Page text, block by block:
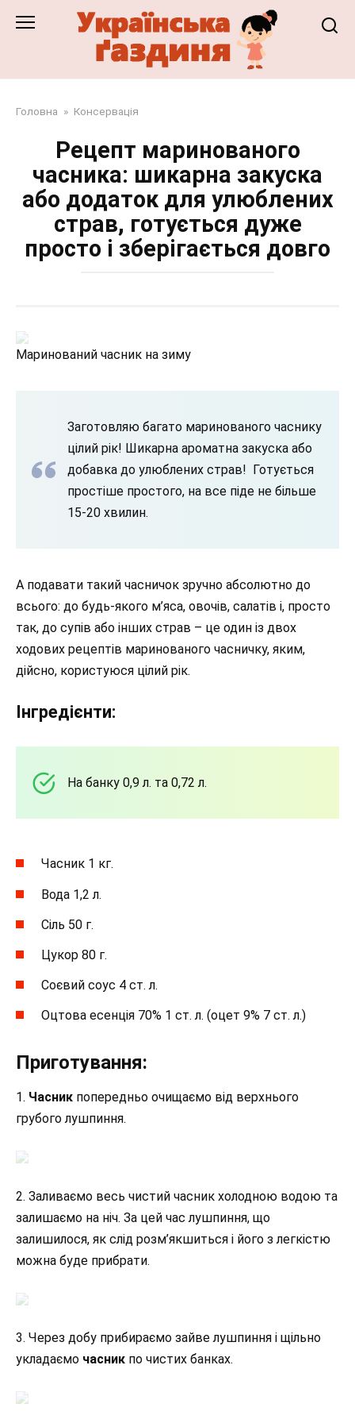
Головна » Консервація
Рецепт маринованого
часника: шикарна закуска
або додаток для улюблених
страв, готується дуже
просто і зберігається довго
Маринований часник на зиму
Заготовляю багато маринованого часнику
цілий рік! Шикарна ароматна закуска або
добавка до улюблених страв! Готується
простіше простого, на все піде не більше
15-20 хвилин.
А подавати такий часничок зручно абсолютно до
всього: до будь-якого м’яса, овочів, салатів і, просто
так, до супів або інших страв – це один із двох
ходових рецептів маринованого часничку, яким,
дійсно, користуюся цілий рік.
Інгредієнти:
На банку 0,9 л. та 0,72 л.
Часник 1 кг.
Вода 1,2 л.
Сіль 50 г.
Цукор 80 г.
Соєвий соус 4 ст. л.
Оцтова есенція 70% 1 ст. л. (оцет 9% 7 ст. л.)
Приготування:
1. Часник попередньо очищаємо від верхнього
грубого лушпиння.
2. Заливаємо весь чистий часник холодною водою та
залишаємо на ніч. За цей час лушпиння, що
залишилося, як слід розм’якшиться і його з легкістю
можна буде прибрати.
3. Через добу прибираємо зайве лушпиння і щільно
укладаємо часник по чистих банках.